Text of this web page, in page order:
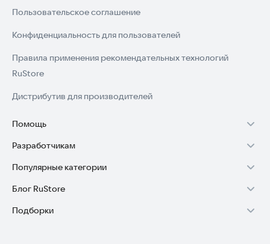
Пользовательское соглашение
Конфиденциальность для пользователей
Правила применения рекомендательных технологий
RuStore
Дистрибутив для производителей
Помощь
Установка RuStore на TV
Установка RuStore на телефон
Установка RuStore в машину
Помощь пользователям RuStore
Разработчикам
Зарабатывать с RuStore
Стать разработчиком
Доступ к RuStore Консоль
Популярные категории
Игры для Android
Приложения банков
Блог RuStore
Обзоры игр для Android 2025
Подборки